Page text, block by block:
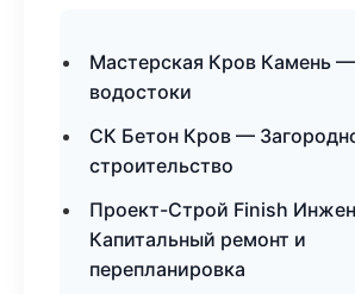
Мастерская Кров Камень
водостоки
СК Бетон Кров —
строительство
Проект-Строй Finish
Капитальный ремонт и
перепланировка